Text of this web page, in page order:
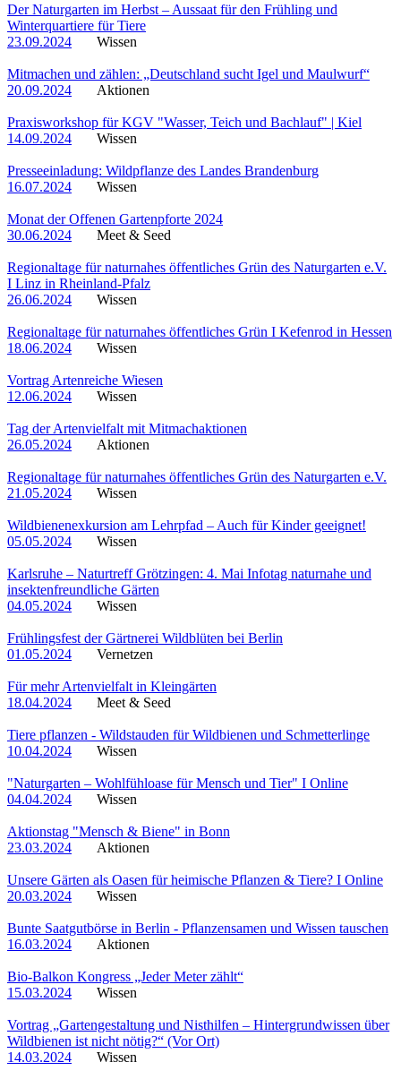
Der Naturgarten im Herbst – Aussaat für den Frühling und
Winterquartiere für Tiere
23.09.2024
Wissen
Mitmachen und zählen: „Deutschland sucht Igel und Maulwurf“
20.09.2024
Aktionen
Praxisworkshop für KGV "Wasser, Teich und Bachlauf" | Kiel
14.09.2024
Wissen
Presseeinladung: Wildpflanze des Landes Brandenburg
16.07.2024
Wissen
Monat der Offenen Gartenpforte 2024
30.06.2024
Meet & Seed
Regionaltage für naturnahes öffentliches Grün des Naturgarten e.V.
I Linz in Rheinland-Pfalz
26.06.2024
Wissen
Regionaltage für naturnahes öffentliches Grün I Kefenrod in Hessen
18.06.2024
Wissen
Vortrag Artenreiche Wiesen
12.06.2024
Wissen
Tag der Artenvielfalt mit Mitmachaktionen
26.05.2024
Aktionen
Regionaltage für naturnahes öffentliches Grün des Naturgarten e.V.
21.05.2024
Wissen
Wildbienenexkursion am Lehrpfad – Auch für Kinder geeignet!
05.05.2024
Wissen
Karlsruhe – Naturtreff Grötzingen: 4. Mai Infotag naturnahe und
insektenfreundliche Gärten
04.05.2024
Wissen
Frühlingsfest der Gärtnerei Wildblüten bei Berlin
01.05.2024
Vernetzen
Für mehr Artenvielfalt in Kleingärten
18.04.2024
Meet & Seed
Tiere pflanzen - Wildstauden für Wildbienen und Schmetterlinge
10.04.2024
Wissen
"Naturgarten – Wohlfühloase für Mensch und Tier" I Online
04.04.2024
Wissen
Aktionstag "Mensch & Biene" in Bonn
23.03.2024
Aktionen
Unsere Gärten als Oasen für heimische Pflanzen & Tiere? I Online
20.03.2024
Wissen
Bunte Saatgutbörse in Berlin - Pflanzensamen und Wissen tauschen
16.03.2024
Aktionen
Bio-Balkon Kongress „Jeder Meter zählt“
15.03.2024
Wissen
Vortrag „Gartengestaltung und Nisthilfen – Hintergrundwissen über
Wildbienen ist nicht nötig?“ (Vor Ort)
14.03.2024
Wissen